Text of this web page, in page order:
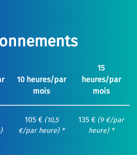
10 heures/par
mois
15
heures/par
mois
105 € (10,5
€/par heure) *
135 € (9 €/par
heure) *